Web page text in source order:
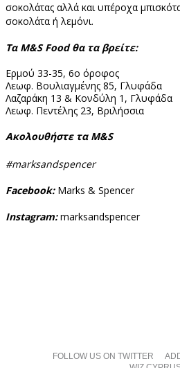
σοκολάτας αλλά και υπέροχα
σοκολάτα ή λεμόνι.
Τα M&S Food θα τα βρείτε:
Ερμού 33-35, 6ο όροφος
Λεωφ. Βουλιαγμένης 85, Γλυφάδα
Λαζαράκη 13 & Κονδύλη 1, Γλυφάδα
Λεωφ. Πεντέλης 23, Βριλήσσια
Ακολουθήστε τα M&S
#marksandspencer
Facebook:Marks & Spencer
Instagram:marksandspencer
FOLLOW US ON TWITTER